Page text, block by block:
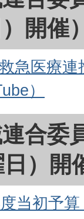
開催
急医療
）
合委
）開
当初予